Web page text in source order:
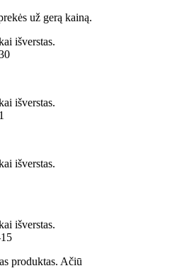
už gerą kainą.
išverstas.
išverstas.
išverstas.
išverstas.
produktas. Ačiū